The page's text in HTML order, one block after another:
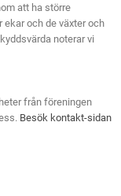
att ha större
ekar och de växter och
noterar vi
från föreningen
Besök kontakt-sidan